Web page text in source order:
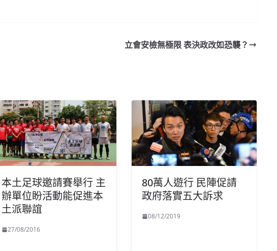
立會安檢無極限 表決政改如恐襲？
本土足球邀請賽舉行 主
辦單位盼活動能促進本
土派聯誼
27/08/2016
80萬人遊行 民陣促請
政府落實五大訴求
08/12/2019